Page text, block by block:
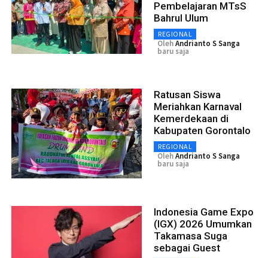
Pembelajaran MTsS
Bahrul Ulum
REGIONAL
OlehAndrianto S Sanga
baru saja
Ratusan Siswa
Meriahkan Karnaval
Kemerdekaan di
Kabupaten Gorontalo
REGIONAL
OlehAndrianto S Sanga
baru saja
Indonesia Game Expo
(IGX) 2026 Umumkan
Takamasa Suga
sebagai Guest